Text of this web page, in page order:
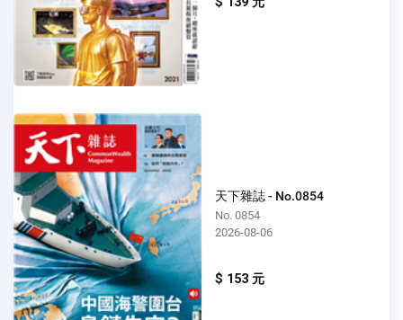
天下雜誌 - No.0854
No. 0854
2026-08-06
$ 153 元